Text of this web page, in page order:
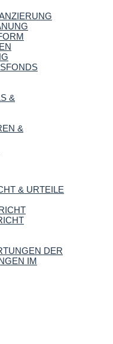
&
&
& URTEILE
DER
IM